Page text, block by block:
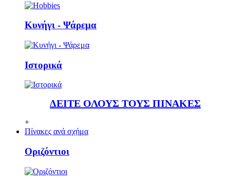
Κυνήγι - Ψάρεμα
Ιστορικά
ΔΕΙΤΕ ΟΛΟΥΣ ΤΟΥΣ ΠΙΝΑΚΕΣ
+
Πίνακες ανά σχήμα
Οριζόντιοι